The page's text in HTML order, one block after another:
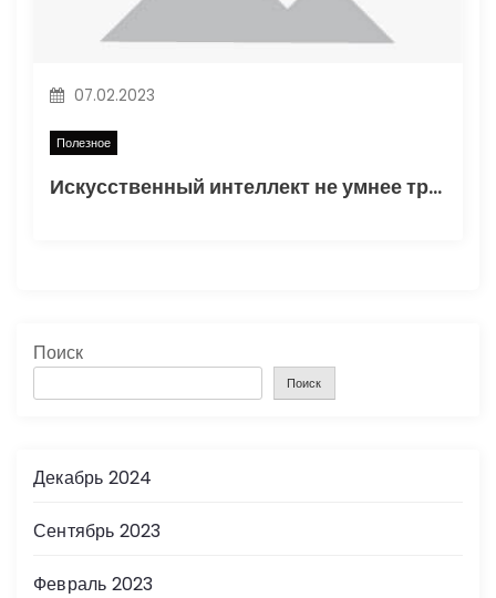
07.02.2023
Полезное
Искусственный интеллект не умнее трехлетнего ребенка
Поиск
Поиск
Декабрь 2024
Сентябрь 2023
Февраль 2023